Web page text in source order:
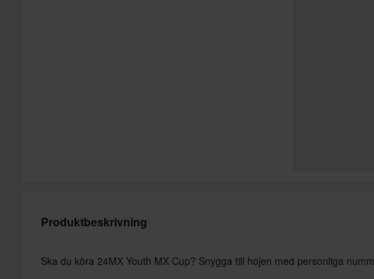
Produktbeskrivning
Ska du köra 24MX Youth MX Cup? Snygga till hojen med personliga